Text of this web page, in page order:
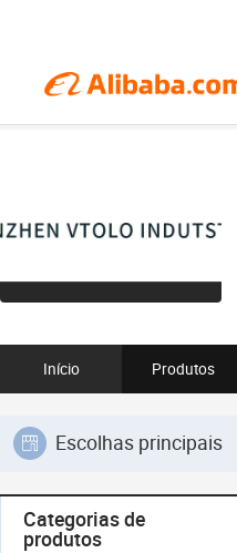
Início Produtos
Escolhas principais
Categorias de
produtos